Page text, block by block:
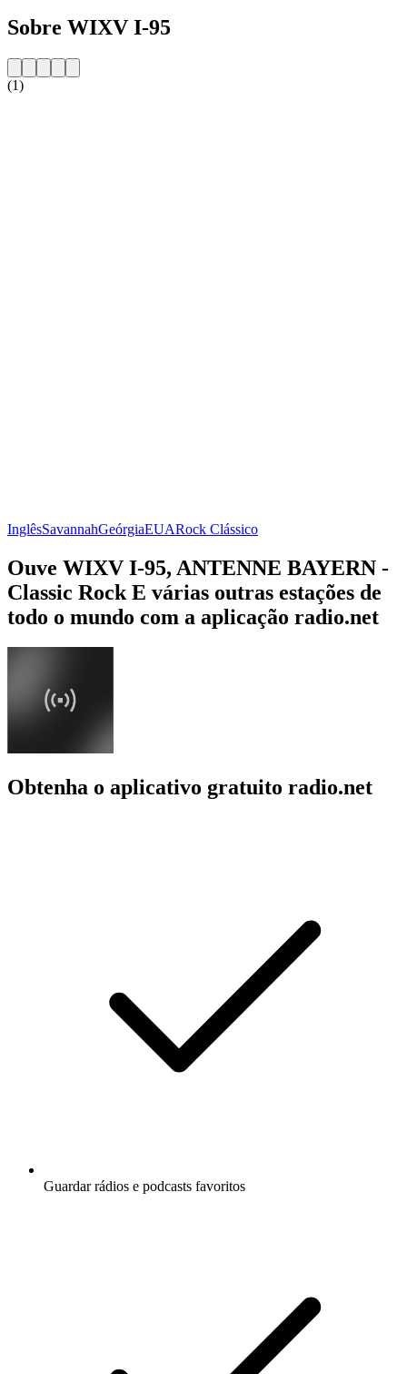
Sobre WIXV I-95
(1)
InglêsSavannahGeórgiaEUARock Clássico
Ouve WIXV I-95, ANTENNE BAYERN -
Classic Rock E várias outras estações de
todo o mundo com a aplicação radio.net
Obtenha o aplicativo gratuito radio.net
Guardar rádios e podcasts favoritos